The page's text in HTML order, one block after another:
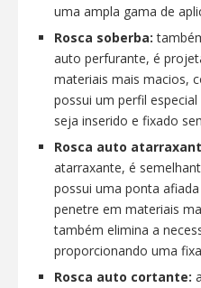
uma ampla gama de
Rosca soberba:
auto perfurante, é
materiais mais macios,
possui um perfil
seja inserido e fixado
Rosca auto
atarraxante, é
possui uma ponta
penetre em materiais
também elimina a
proporcionando uma
Rosca auto cortante: